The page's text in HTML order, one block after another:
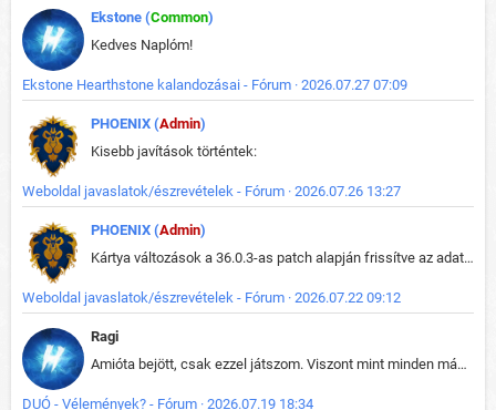
Ekstone (Common)
Kedves Naplóm!
Ekstone Hearthstone kalandozásai - Fórum · 2026.07.27 07:09
PHOENIX (Admin)
Kisebb javítások történtek:
Weboldal javaslatok/észrevételek - Fórum · 2026.07.26 13:27
PHOENIX (Admin)
Kártya változások a 36.0.3-as patch alapján frissítve az adatbázisban (képek is cserélve).
Weboldal javaslatok/észrevételek - Fórum · 2026.07.22 09:12
Ragi
Amióta bejött, csak ezzel játszom. Viszont mint minden más - akár az alapjáték is, ez is baromira összetett lett. Néha már pár kör után is esélytelen az egész. Vagy irreállisan túltápol valaki, vagy lelép a partner, vagy csak hülye mint a segg. És amikor eljönne az én időm, na akkor jön el mindenki másé is. Engem jobban érdekelne, hogy ki milyen ratingen szokott játszani. Na ez lenne egy érdekes adat.
DUÓ - Vélemények? - Fórum · 2026.07.19 18:34